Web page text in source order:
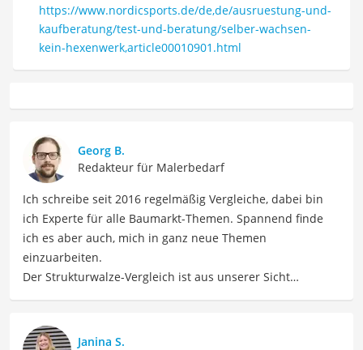
https://www.nordicsports.de/de,de/ausruestung-und-
kaufberatung/test-und-beratung/selber-wachsen-
kein-hexenwerk,article00010901.html
Georg B.
Redakteur für Malerbedarf
Ich schreibe seit 2016 regelmäßig Vergleiche, dabei bin
ich Experte für alle Baumarkt-Themen. Spannend finde
ich es aber auch, mich in ganz neue Themen
einzuarbeiten.
Der Strukturwalze-Vergleich ist aus unserer Sicht
Janina S.